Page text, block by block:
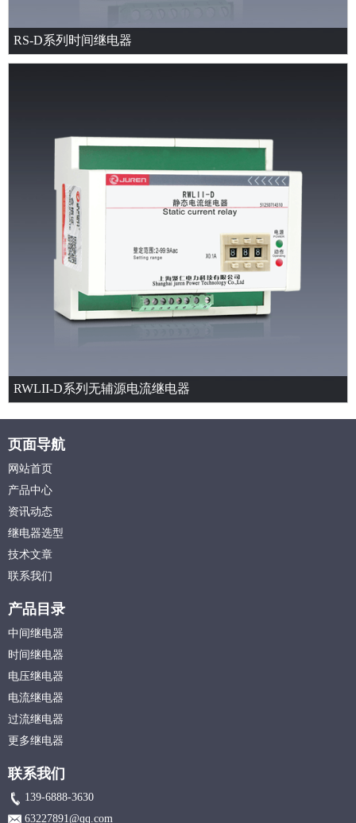
RS-D系列时间继电器
RWLII-D系列无辅源电流继电器
页面导航
网站首页
产品中心
资讯动态
继电器选型
技术文章
联系我们
产品目录
中间继电器
时间继电器
电压继电器
电流继电器
过流继电器
更多继电器
联系我们
139-6888-3630
63227891@qq.com